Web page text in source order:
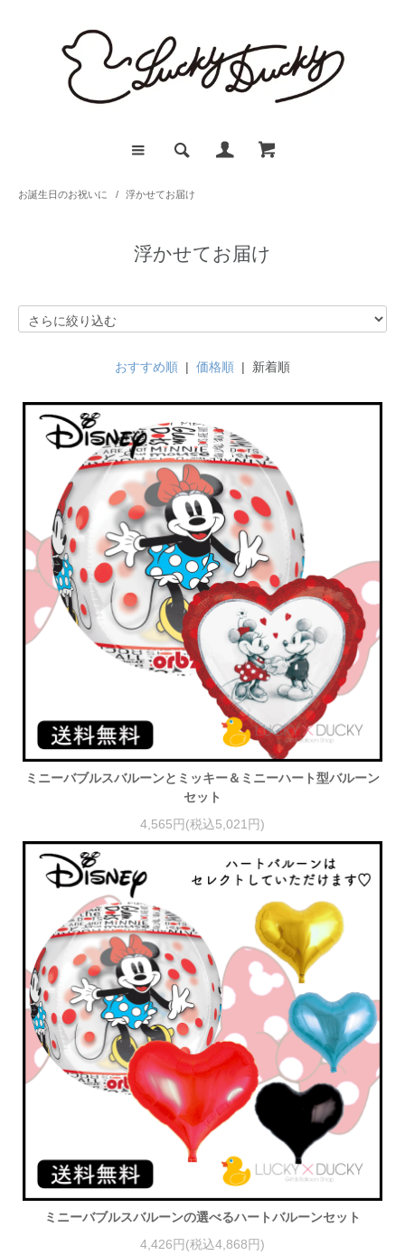
お誕生日のお祝いに / 浮かせてお届け
浮かせてお届け
おすすめ順 | 価格順 | 新着順
ミニーバブルスバルーンとミッキー＆ミニーハート型バルーン
セット
4,565円(税込5,021円)
ミニーバブルスバルーンの選べるハートバルーンセット
4,426円(税込4,868円)